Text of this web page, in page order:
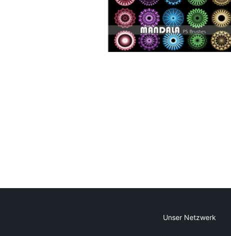
Unser Netzwerk